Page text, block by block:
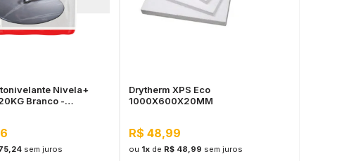
Nivela+
Branco -
sem juros
Drytherm XPS Eco
1000X600X20MM
R$ 48,99
ou 1xde R$ 48,99 sem juros